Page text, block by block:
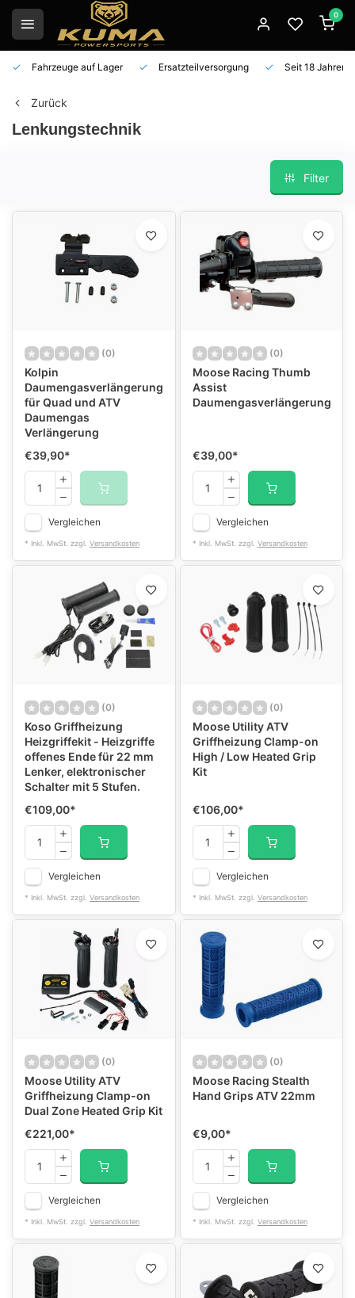
0
Fahrzeuge auf Lager Ersatzteilversorgung Seit 18 Jahren
Zurück
Lenkungstechnik
Filter
(0)
Kolpin
Daumengasverlängerung
für Quad und ATV
Daumengas
Verlängerung
€39,90*
Vergleichen
* Inkl. MwSt. zzgl. Versandkosten
(0)
Moose Racing Thumb
Assist
Daumengasverlängerung
€39,00*
Vergleichen
* Inkl. MwSt. zzgl. Versandkosten
(0)
Koso Griffheizung
Heizgriffekit - Heizgriffe
offenes Ende für 22 mm
Lenker, elektronischer
Schalter mit 5 Stufen.
€109,00*
Vergleichen
* Inkl. MwSt. zzgl. Versandkosten
(0)
Moose Utility ATV
Griffheizung Clamp-on
High / Low Heated Grip
Kit
€106,00*
Vergleichen
* Inkl. MwSt. zzgl. Versandkosten
(0)
Moose Utility ATV
Griffheizung Clamp-on
Dual Zone Heated Grip Kit
€221,00*
Vergleichen
* Inkl. MwSt. zzgl. Versandkosten
(0)
Moose Racing Stealth
Hand Grips ATV 22mm
€9,00*
Vergleichen
* Inkl. MwSt. zzgl. Versandkosten